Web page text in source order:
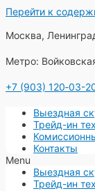
Перейти к
Москва,
Метро:
+7 (903) 120‑03-
Выездная
Трейд-ин
Контакты
Menu
Выездная
Трейд-ин